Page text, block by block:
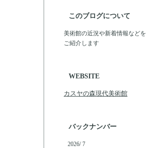
このブログについて
美術館の近況や新着情報などを
ご紹介します
WEBSITE
カスヤの森現代美術館
バックナンバー
2026/ 7